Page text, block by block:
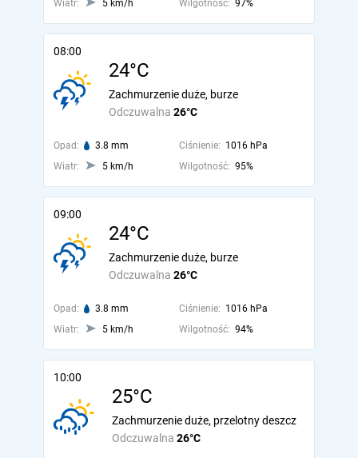
Wiatr: 5 km/h Wilgotność: 97%
08:00
24°C
Odczuwalna 26°C
Zachmurzenie duże, burze
Opad: 3.8 mm Ciśnienie: 1016 hPa
Wiatr:
5 km/h Wilgotność: 95%
09:00
24°C
Odczuwalna 26°C
Zachmurzenie duże, burze
Opad: 3.8 mm Ciśnienie: 1016 hPa
Wiatr:
5 km/h Wilgotność: 94%
10:00
25°C
Odczuwalna 26°C
Zachmurzenie duże, przelotny deszcz